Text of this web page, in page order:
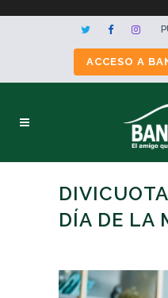
ACCESO A
DÍA DE LA